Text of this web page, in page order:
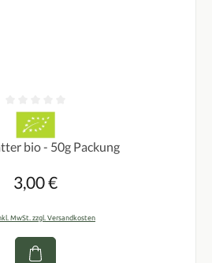
von 0 von 5 Sternen
bio - 50g Packung
Regulärer Preis:
3,00 €
MwSt. zzgl. Versandkosten